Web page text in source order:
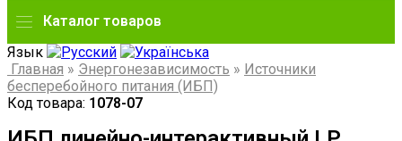
Каталог товаров
Язык
Главная » Энергонезависимость » Источники
бесперебойного питания (ИБП)
Код товара: 1078-07